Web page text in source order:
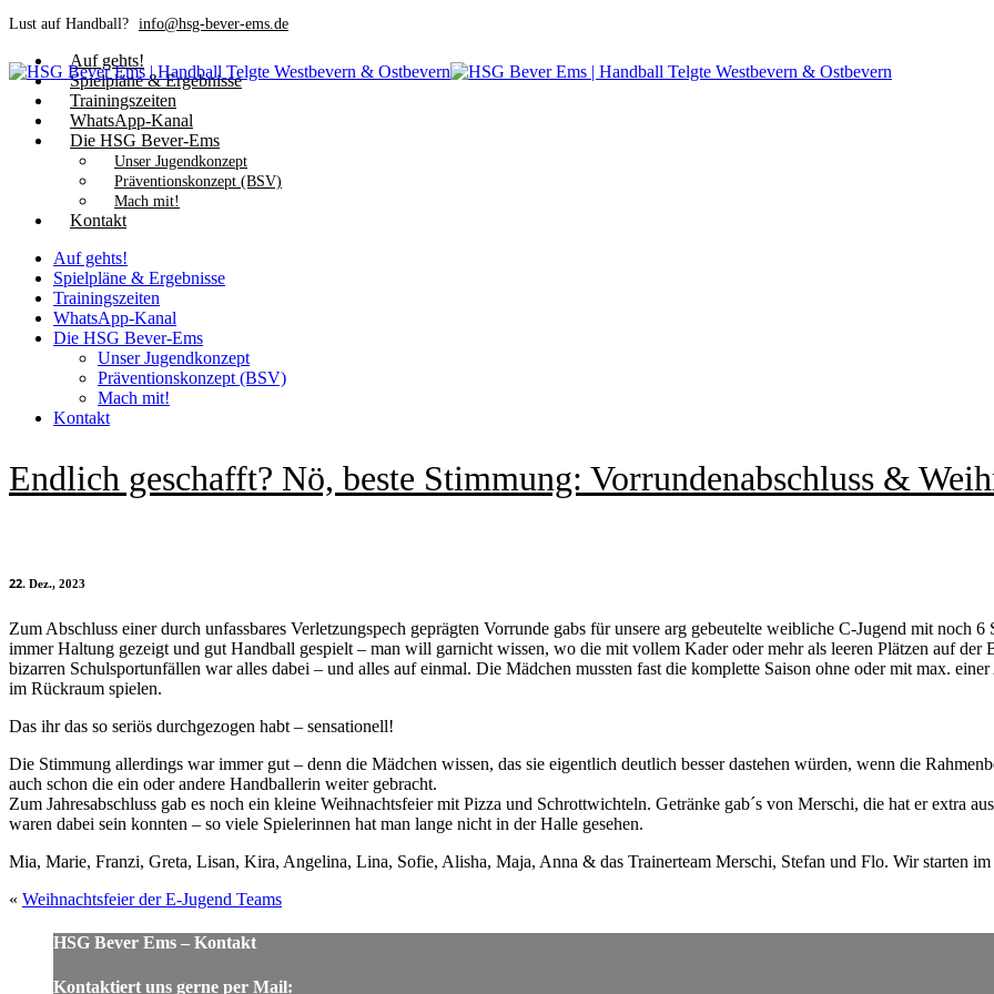
Lust auf Handball? info@hsg-bever-ems.de
Auf gehts!
Spielpläne & Ergebnisse
Trainingszeiten
WhatsApp-Kanal
Die HSG Bever-Ems
Unser Jugendkonzept
Präventionskonzept (BSV)
Mach mit!
Kontakt
Auf gehts!
Spielpläne & Ergebnisse
Trainingszeiten
WhatsApp-Kanal
Die HSG Bever-Ems
Unser Jugendkonzept
Präventionskonzept (BSV)
Mach mit!
Kontakt
Endlich geschafft? Nö, beste Stimmung: Vorrundenabschluss &
22 Dez., 2023
Zum Abschluss einer durch unfassbares Verletzungspech geprägten Vorrunde gabs für unsere arg gebeutelte weibliche C-Jugend mit noch
immer Haltung gezeigt und gut Handball gespielt – man will garnicht wissen, wo die mit vollem Kader oder mehr als leeren Plätzen auf
bizarren Schulsportunfällen war alles dabei – und alles auf einmal. Die Mädchen mussten fast die komplette Saison ohne oder mit max.
im Rückraum spielen.
Das ihr das so seriös durchgezogen habt – sensationell!
Die Stimmung allerdings war immer gut – denn die Mädchen wissen, das sie eigentlich deutlich besser dastehen würden, wenn die
auch schon die ein oder andere Handballerin weiter gebracht.
Zum Jahresabschluss gab es noch ein kleine Weihnachtsfeier mit Pizza und Schrottwichteln. Getränke gab´s von Merschi, die hat er extra
waren dabei sein konnten – so viele Spielerinnen hat man lange nicht in der Halle gesehen.
Mia, Marie, Franzi, Greta, Lisan, Kira, Angelina, Lina, Sofie, Alisha, Maja, Anna & das Trainerteam Merschi, Stefan und Flo. Wir starten im
« Weihnachtsfeier der E-Jugend Teams
HSG Bever Ems – Kontakt
Kontaktiert uns gerne per Mail: